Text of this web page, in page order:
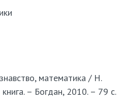
математика / Н.
– Богдан, 2010. – 79 с.